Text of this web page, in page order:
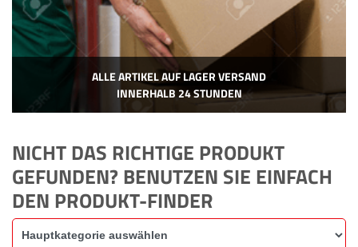
ALLE ARTIKEL AUF LAGER VERSAND
INNERHALB 24 STUNDEN
NICHT DAS RICHTIGE PRODUKT
GEFUNDEN? BENUTZEN SIE EINFACH
DEN PRODUKT-FINDER